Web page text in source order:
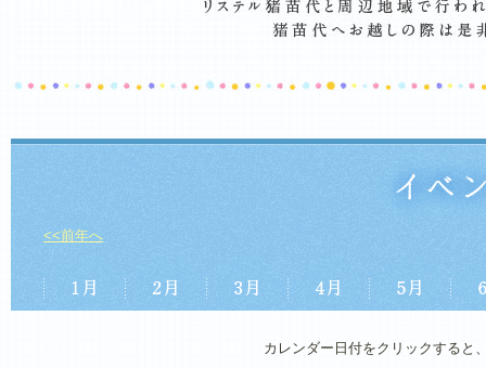
<<前年へ
カレンダー日付をクリックすると